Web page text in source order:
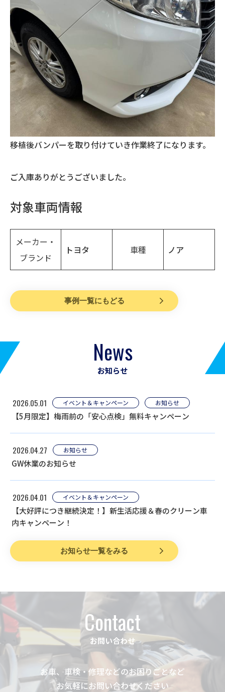
移植後バンパーを取り付けていき作業終了になります。
ご入庫ありがとうございました。
対象車両情報
メーカー・
ブランド
トヨタ 車種 ノア
事例一覧にもどる
News
お知らせ
2026.05.01 イベント＆キャンペーン お知らせ
【5月限定】梅雨前の「安心点検」無料キャンペーン
2026.04.27 お知らせ
GW休業のお知らせ
2026.04.01 イベント＆キャンペーン
【大好評につき継続決定！】新生活応援＆春のクリーン車
内キャンペーン！
お知らせ一覧をみる
Contact
お問い合わせ
お車、車検・修理などのお困りごとなど
お気軽にお問い合わせください